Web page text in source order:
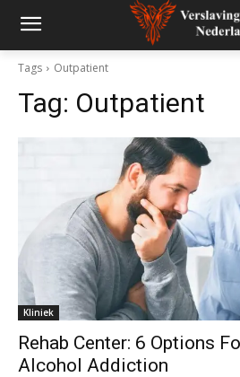
Tags Outpatient
Tag: Outpatient
Kliniek
Rehab Center: 6 Options
Alcohol Addiction